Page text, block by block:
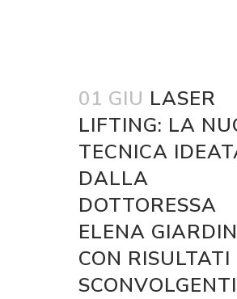
01 GIU LASER
LIFTING: LA
TECNICA
DALLA
DOTTORESSA
ELENA
CON RISULTATI
SCONVOLGENTI